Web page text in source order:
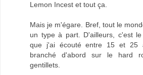
Lemon Incest et tout ça.
Mais je m'égare. Bref, tout le
un type à part. D'ailleurs, c'est
que j'ai écouté entre 15 et 25
branché d'abord sur le hard
gentillets.